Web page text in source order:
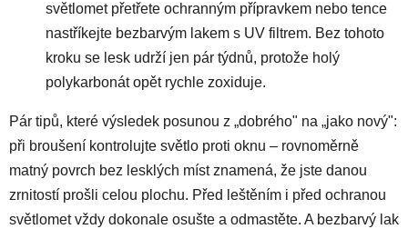
světlomet přetřete ochranným přípravkem nebo tence
nastříkejte bezbarvým lakem s UV filtrem. Bez tohoto
kroku se lesk udrží jen pár týdnů, protože holý
polykarbonát opět rychle zoxiduje.
Pár tipů, které výsledek posunou z „dobrého" na „jako nový":
při broušení kontrolujte světlo proti oknu – rovnoměrně
matný povrch bez lesklých míst znamená, že jste danou
zrnitostí prošli celou plochu. Před leštěním i před ochranou
světlomet vždy dokonale osušte a odmastěte. A bezbarvý lak